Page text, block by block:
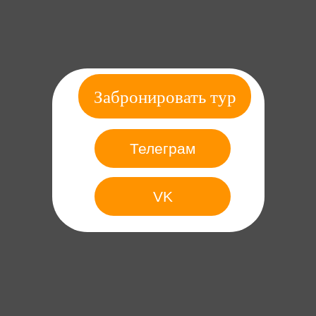
Забронировать тур
Телеграм
VK